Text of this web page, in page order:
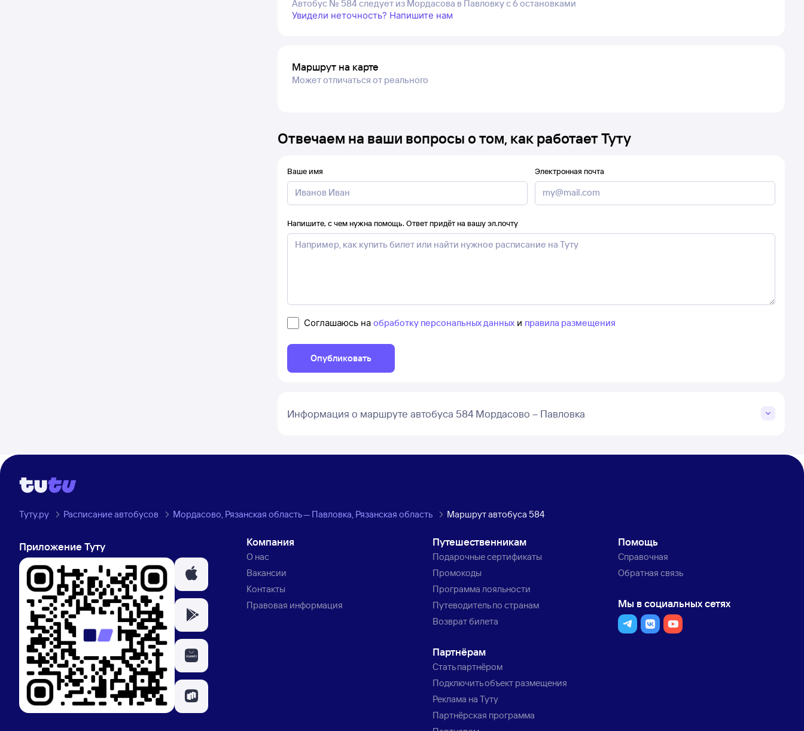
Автобус № 584 следует из Мордасова в Павловку с 6 остановками
Увидели неточность? Напишите нам
Маршрут на карте
Может отличаться от реального
Отвечаем на ваши вопросы о том, как работает Туту
Ваше имя Электронная почта
Напишите, с чем нужна помощь. Ответ придёт на вашу эл.почту
Соглашаюсь на обработку персональных данных и правила размещения
Опубликовать
Информация о маршруте автобуса 584 Мордасово – Павловка
Туту.ру Расписание автобусов Мордасово, Рязанская область — Павловка, Рязанская область Маршрут автобуса 584
Приложение Туту Компания
О нас
Вакансии
Контакты
Правовая информация
Путешественникам
Подарочные сертификаты
Промокоды
Программа лояльности
Путеводитель по странам
Возврат билета
Партнёрам
Стать партнёром
Подключить объект размещения
Реклама на Туту
Партнёрская программа
Помощь
Справочная
Обратная связь
Мы в социальных сетях